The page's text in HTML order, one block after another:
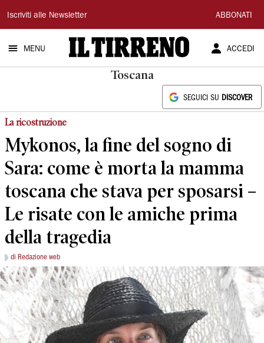
Il
Tirreno
Iscriviti alle Newsletter ABBONATI
MENU ACCEDI
Toscana
SEGUICI SU DISCOVER
La ricostruzione
Mykonos, la fine del sogno di
Sara: come è morta la mamma
toscana che stava per sposarsi –
Le risate con le amiche prima
della tragedia
di Redazione web